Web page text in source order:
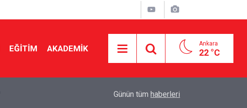
EĞİTİM AKADEMİK Ankara
22 °C
Ücretli öğretmenlere kadro yok! Bakan Tekin
Günün tüm haberleri